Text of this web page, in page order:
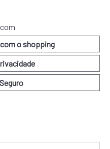
o shopping